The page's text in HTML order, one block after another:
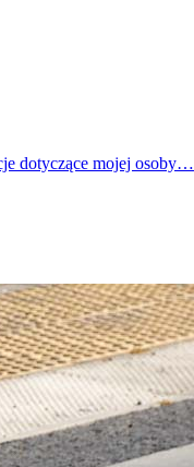
dotyczące mojej osoby…